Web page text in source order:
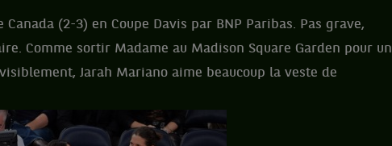
(2-3) en Coupe Davis par BNP Paribas. Pas grave,
Comme sortir Madame au Madison Square Garden pour un
Jarah Mariano aime beaucoup la veste de